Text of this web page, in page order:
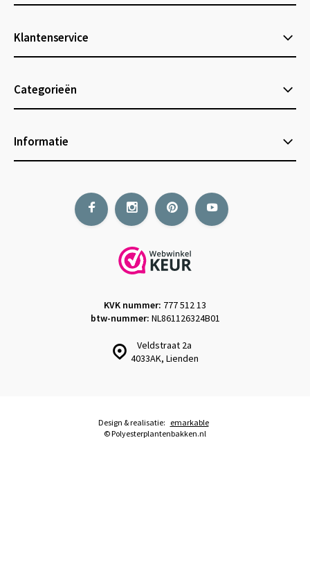
Klantenservice
Categorieën
Informatie
Veldstraat 2a
4033AK, Lienden
KVK nummer: 777 512 13
btw-nummer: NL861126324B01
© Polyesterplantenbakken.nl
Design & realisatie: emarkable